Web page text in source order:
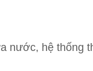
nước, hệ thống